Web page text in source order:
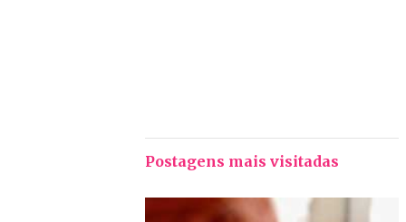
Postagens mais visitadas